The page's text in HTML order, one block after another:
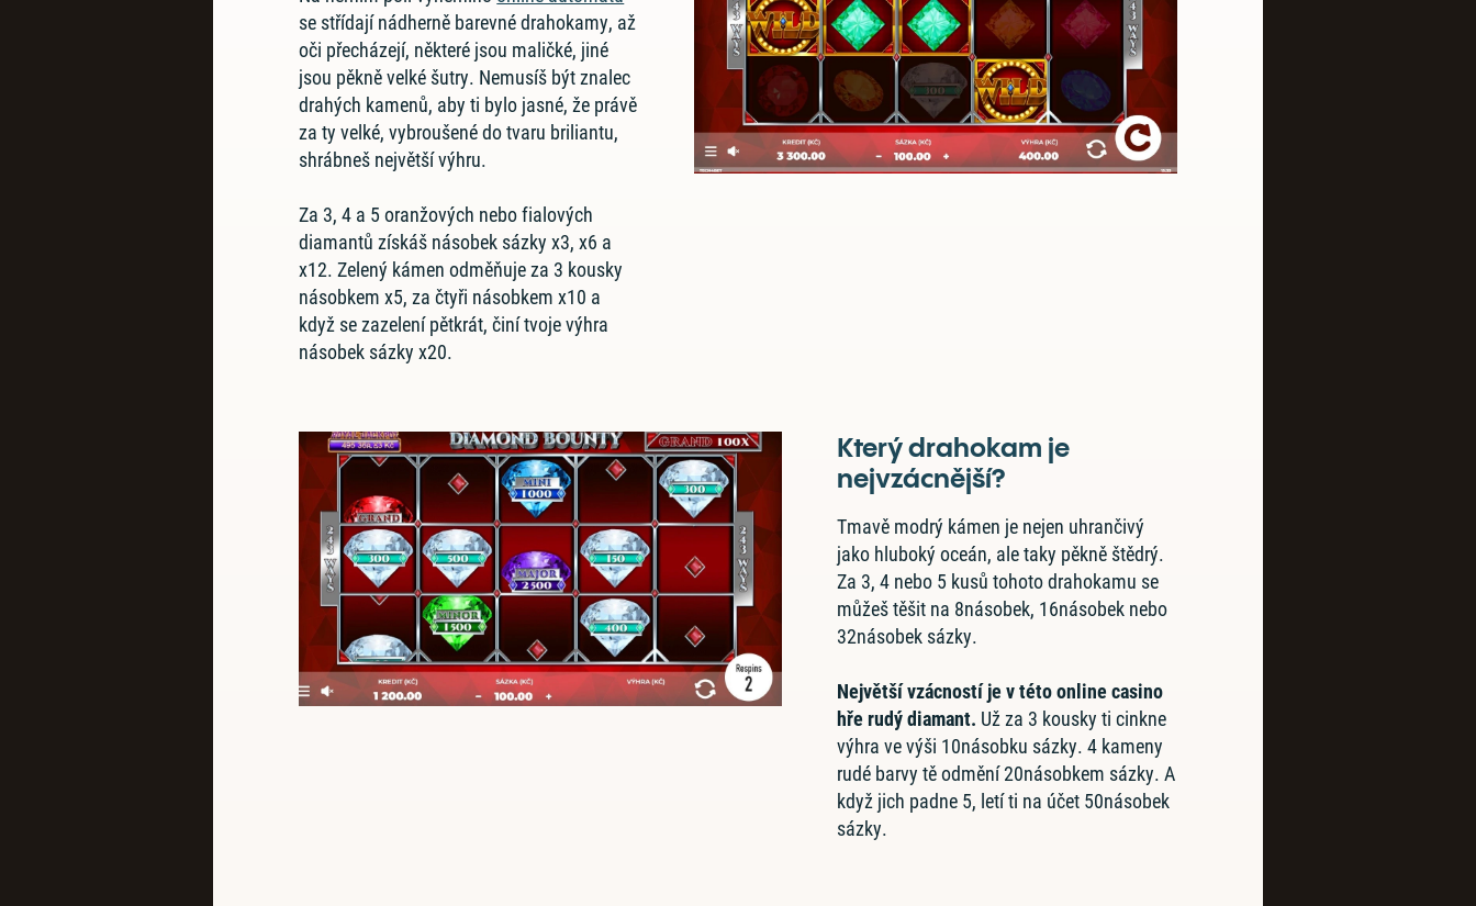
se střídají nádherně barevné drahokamy, až
oči přecházejí, některé jsou maličké, jiné
jsou pěkně velké šutry. Nemusíš být znalec
drahých kamenů, aby ti bylo jasné, že právě
za ty velké, vybroušené do tvaru briliantu,
shrábneš největší výhru.
Za 3, 4 a 5 oranžových nebo fialových
diamantů získáš násobek sázky x3, x6 a
x12. Zelený kámen odměňuje za 3 kousky
násobkem x5, za čtyři násobkem x10 a
když se zazelení pětkrát, činí tvoje výhra
násobek sázky x20.
Který drahokam je
nejvzácnější?
Tmavě modrý kámen je nejen uhrančivý
jako hluboký oceán, ale taky pěkně štědrý.
Za 3, 4 nebo 5 kusů tohoto drahokamu se
můžeš těšit na 8násobek, 16násobek nebo
32násobek sázky.
Největší vzácností je v této online casino
hře rudý diamant. Už za 3 kousky ti cinkne
výhra ve výši 10násobku sázky. 4 kameny
rudé barvy tě odmění 20násobkem sázky. A
když jich padne 5, letí ti na účet 50násobek
sázky.